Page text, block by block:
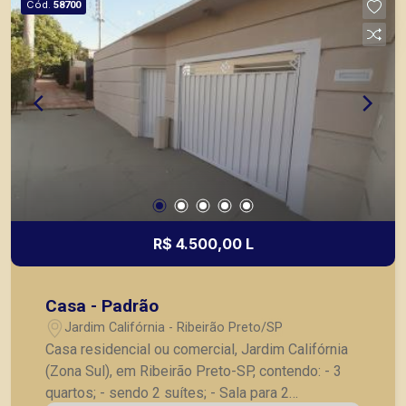
Cód. 58700
R$ 4.500,00 L
Casa - Padrão
Jardim Califórnia - Ribeirão Preto/SP
Casa residencial ou comercial, Jardim Califórnia
(Zona Sul), em Ribeirão Preto-SP, contendo: - 3
quartos; - sendo 2 suítes; - Sala para 2